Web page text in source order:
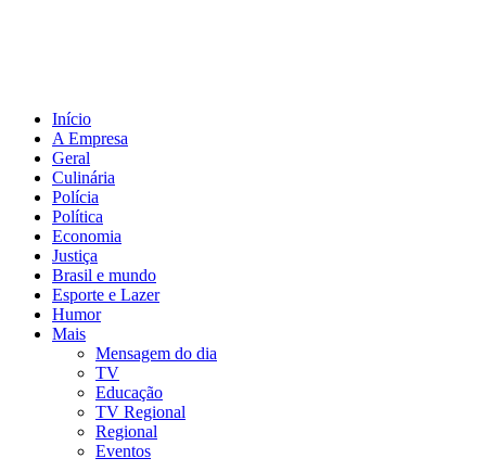
Início
A Empresa
Geral
Culinária
Polícia
Política
Economia
Justiça
Brasil e mundo
Esporte e Lazer
Humor
Mais
Mensagem do dia
TV
Educação
TV Regional
Regional
Eventos